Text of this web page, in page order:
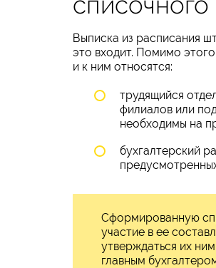
Выписка из расписания
это входит. Помимо
и к ним относятся:
трудящийся
филиалов или
необходимы на
бухгалтерский
Сформированную
участие в ее
утверждаться их
главным